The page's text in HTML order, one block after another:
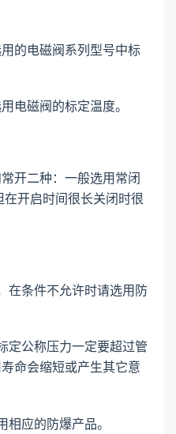
的电磁阀系列型号中标
磁阀的标定温度。
二种：一般选用常闭
开启时间很长关闭时很
条件不允许时请选用防
公称压力一定要超过管
命会缩短或产生其它意
应的防爆产品。